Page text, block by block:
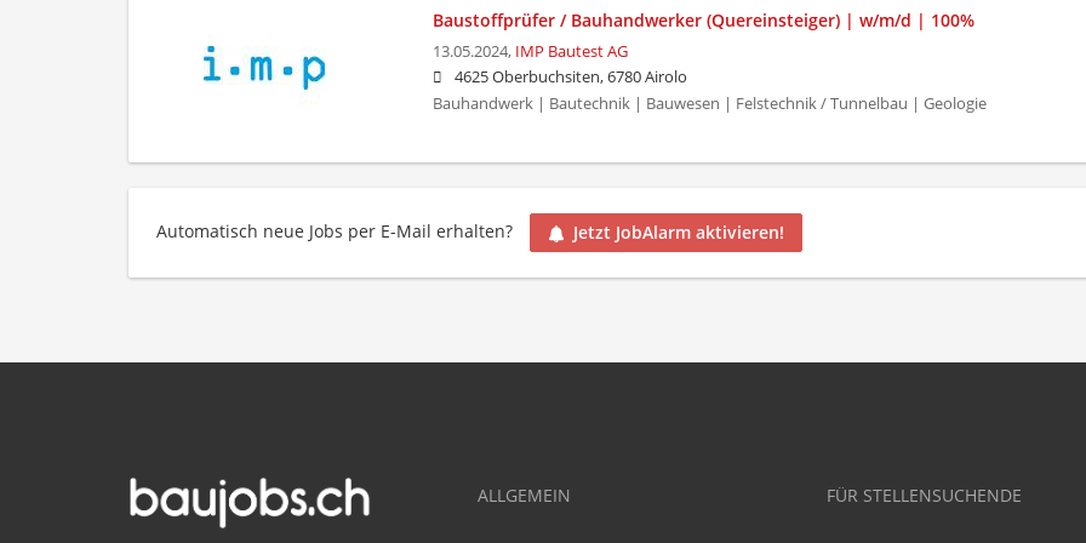
Baustoffprüfer / Bauhandwerker (Quereinsteiger) | w/m/d | 100%
13.05.2024, IMP Bautest AG
4625 Oberbuchsiten, 6780 Airolo
Bauhandwerk | Bautechnik | Bauwesen | Felstechnik / Tunnelbau | Geologie
Automatisch neue Jobs per E-Mail erhalten? Jetzt JobAlarm aktivieren!
ALLGEMEIN FÜR STELLENSUCHENDE